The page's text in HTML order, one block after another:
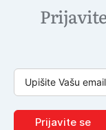
Prijavite se